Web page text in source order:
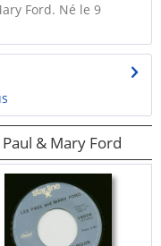
Ford. Né le 9
& Mary Ford